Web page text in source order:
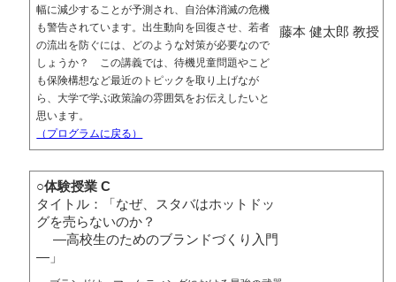
幅に減少することが予測され、自治体消滅の危機
も警告されています。出生動向を回復させ、若者
の流出を防ぐには、どのような対策が必要なので
しょうか？ この講義では、待機児童問題やこど
も保険構想など最近のトピックを取り上げなが
ら、大学で学ぶ政策論の雰囲気をお伝えしたいと
思います。
（プログラムに戻る）
藤本 健太郎 教授
○体験授業 C
タイトル：「なぜ、スタバはホットドッ
グを売らないのか？
―高校生のためのブランドづくり入門
―」